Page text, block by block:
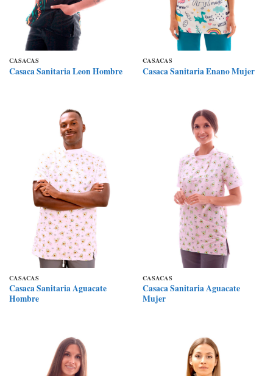
CASACAS
Casaca Sanitaria Leon Hombre
CASACAS
Casaca Sanitaria Enano Mujer
CASACAS
Casaca Sanitaria Aguacate
Hombre
CASACAS
Casaca Sanitaria Aguacate
Mujer